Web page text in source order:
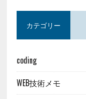
カテゴリー
coding
WEB技術メモ